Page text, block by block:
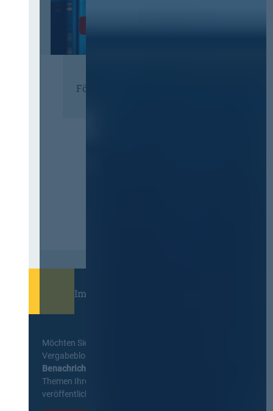
Förderer
Immer informiert bleiben!
Möchten Sie keine Neuigkeiten aus dem
Vergabeblog verpassen? Per
Benachrichtigung
Themen Ihrer Wahl, sobald neue Beiträge
veröffentlicht werden.